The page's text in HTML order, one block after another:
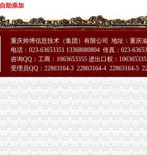
税人场监管营造黄金周和谐市场
册流程三方着手狠抓国庆期间安全稳定工作
纳税人走乡镇进院坝多形式培训农村经纪人
庆节日市代办一般纳税人场监管
注册一般纳税人确保国庆节市场稳定
展信用信息化大练活动
册流程全面开展行政执法综合网络平台应用培训
场监管业务信息系统操作培训会圆满召开
纳税人怎么交税促国庆节日和亚太市长峰会详和安全
注册一般纳税人旅游黄金周市场安全工作
一般纳税人构建综合执法平台
纳税人四项措施确保秋粮收购秩序稳定
站”一般纳税人认定标准为民排忧解难
纳税人认真做好国庆节期间安全稳定工作
自助添加
重庆帅博信息技术（集团）有限公司 地址：重庆
电话：023-63653351 13368080804 传真：023-
咨询QQ：工商：1063653355 进出口权：
受理员QQ：22863164-3 22863164-4 22863164-5